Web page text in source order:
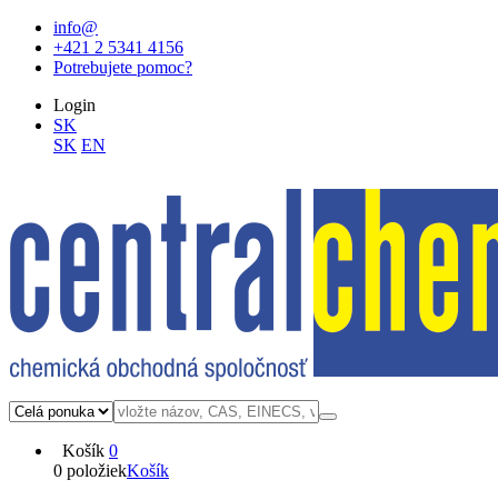
info@
+421 2 5341 4156
Potrebujete pomoc?
Login
SK
SK EN
Košík 0
0 položiekKošík